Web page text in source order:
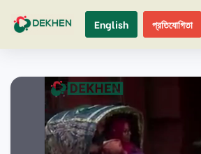
English প্রতিযোগিতা